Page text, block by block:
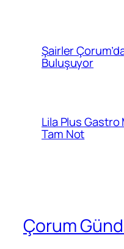
Şairler
Buluşuyor
Lila Plus
Tam Not
Çorum